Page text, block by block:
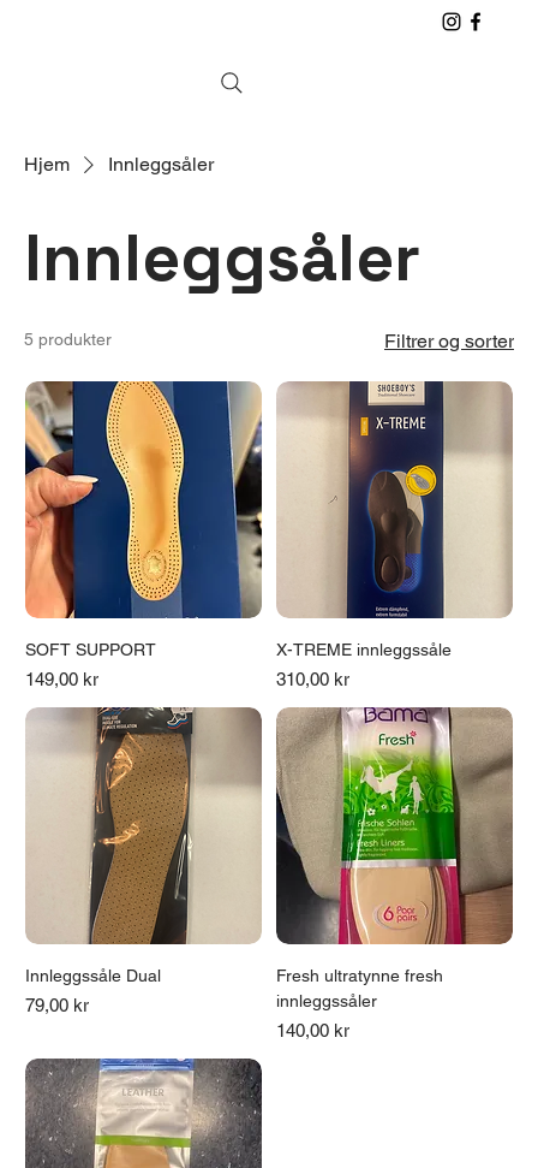
Hjem Innleggsåler
Innleggsåler
5 produkter Filtrer og sorter
SOFT SUPPORT
Pris
149,00 kr
X-TREME innleggssåle
Pris
310,00 kr
Innleggssåle Dual
Pris
79,00 kr
Fresh ultratynne fresh
innleggssåler
Pris
140,00 kr